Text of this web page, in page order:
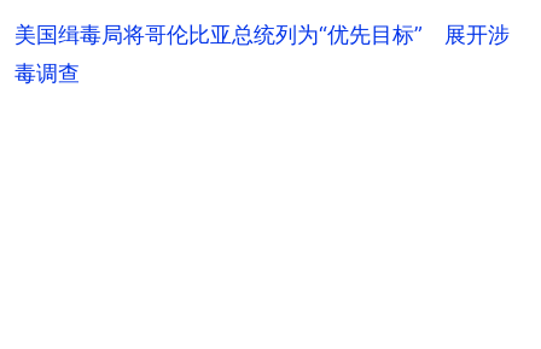
美国缉毒局将哥伦比亚总统列为“优先目标” 展开涉
毒调查